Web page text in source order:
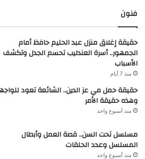
فنون
حقيقة إغلاق منزل عبد الحليم حافظ أمام
الجمهور.. أسرة العندليب تحسم الجدل وتكشف
الأسباب
منذ 7 أيام
حقيقة حمل مي عز الدين.. الشائعة تعود
وهذه حقيقة الأمر
منذ أسبوع واحد
مسلسل تحت السن.. قصة العمل وأبطال
المسلسل وعدد الحلقات
منذ أسبوع واحد